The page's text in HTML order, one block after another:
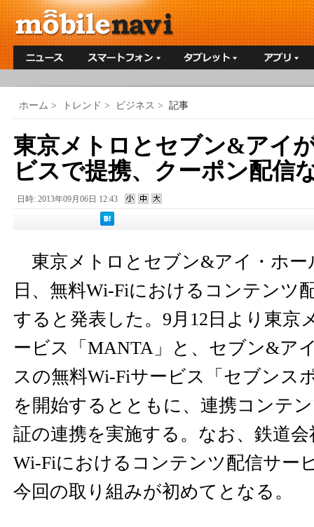
ホーム > トレンド > ビジネス > 記事
東京メトロとセブン&アイ
ビスで提携、クーポン配信
日時: 2013年09月06日 12:43
東京メトロとセブン&アイ・ホー
日、無料Wi-Fiにおけるコンテンツ
すると発表した。9月12日より東京
ービス「MANTA」と、セブン&ア
スの無料Wi-Fiサービス「セブンス
を開始するとともに、連携コンテ
証の連携を実施する。なお、鉄道
Wi-Fiにおけるコンテンツ配信サー
今回の取り組みが初めてとなる。